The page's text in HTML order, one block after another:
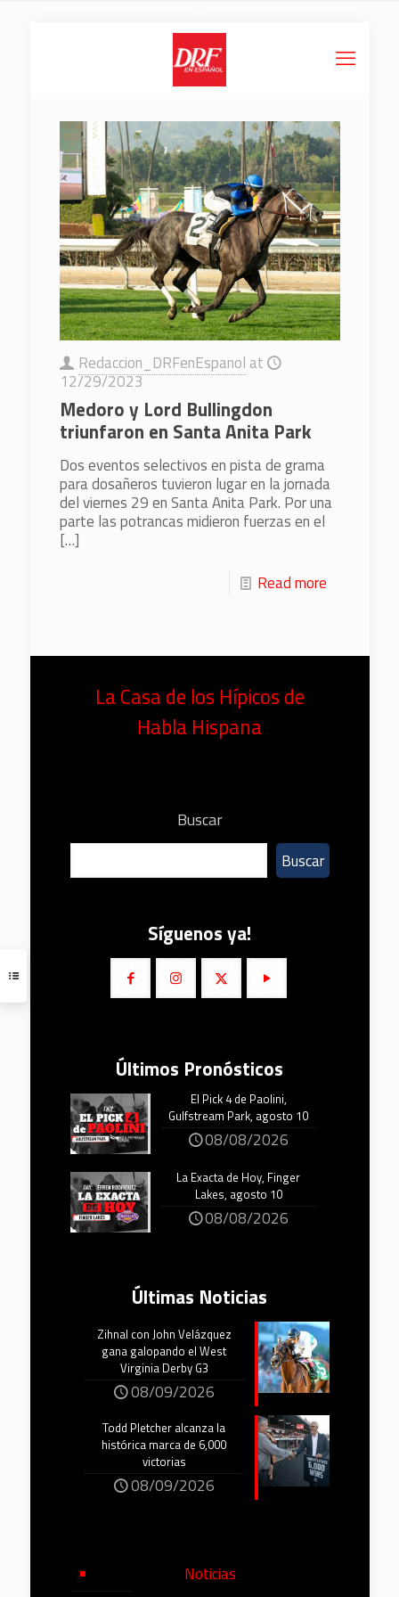
Redaccion_DRFenEspanol at
12/29/2023
Medoro y Lord Bullingdon
triunfaron en Santa Anita Park
Dos eventos selectivos en pista de grama
para dosañeros tuvieron lugar en la jornada
del viernes 29 en Santa Anita Park. Por una
parte las potrancas midieron fuerzas en el
[…]
Read more
La Casa de los Hípicos de
Habla Hispana
Buscar
Buscar
Síguenos ya!
Últimos Pronósticos
El Pick 4 de Paolini,
Gulfstream Park, agosto 10
08/08/2026
La Exacta de Hoy, Finger
Lakes, agosto 10
08/08/2026
Últimas Noticias
Zihnal con John Velázquez
gana galopando el West
Virginia Derby G3
08/09/2026
Todd Pletcher alcanza la
histórica marca de 6,000
victorias
08/09/2026
Noticias